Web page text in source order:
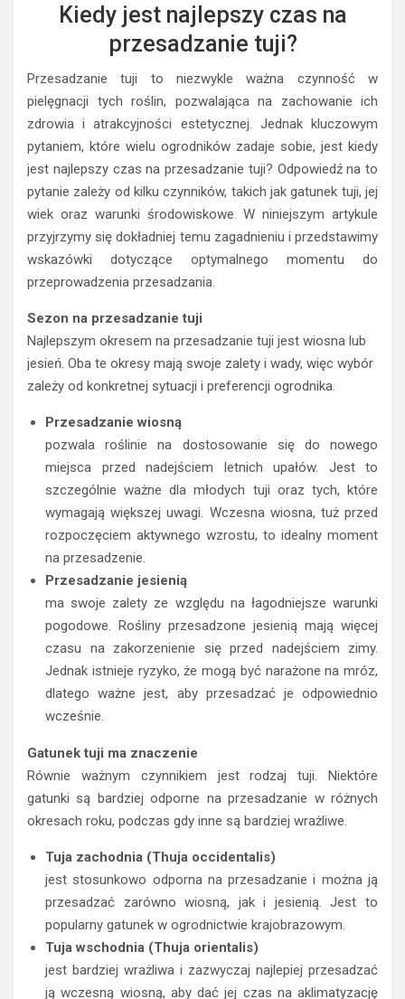
Kiedy jest najlepszy czas na
przesadzanie tuji?
Przesadzanie tuji to niezwykle ważna czynność w
pielęgnacji tych roślin, pozwalająca na zachowanie ich
zdrowia i atrakcyjności estetycznej. Jednak kluczowym
pytaniem, które wielu ogrodników zadaje sobie, jest kiedy
jest najlepszy czas na przesadzanie tuji? Odpowiedź na to
pytanie zależy od kilku czynników, takich jak gatunek tuji, jej
wiek oraz warunki środowiskowe. W niniejszym artykule
przyjrzymy się dokładniej temu zagadnieniu i przedstawimy
wskazówki dotyczące optymalnego momentu do
przeprowadzenia przesadzania.
Sezon na przesadzanie tuji
Najlepszym okresem na przesadzanie tuji jest wiosna lub
jesień. Oba te okresy mają swoje zalety i wady, więc wybór
zależy od konkretnej sytuacji i preferencji ogrodnika.
Przesadzanie wiosną
pozwala roślinie na dostosowanie się do nowego
miejsca przed nadejściem letnich upałów. Jest to
szczególnie ważne dla młodych tuji oraz tych, które
wymagają większej uwagi. Wczesna wiosna, tuż przed
rozpoczęciem aktywnego wzrostu, to idealny moment
na przesadzenie.
Przesadzanie jesienią
ma swoje zalety ze względu na łagodniejsze warunki
pogodowe. Rośliny przesadzone jesienią mają więcej
czasu na zakorzenienie się przed nadejściem zimy.
Jednak istnieje ryzyko, że mogą być narażone na mróz,
dlatego ważne jest, aby przesadzać je odpowiednio
wcześnie.
Gatunek tuji ma znaczenie
Równie ważnym czynnikiem jest rodzaj tuji. Niektóre
gatunki są bardziej odporne na przesadzanie w różnych
okresach roku, podczas gdy inne są bardziej wrażliwe.
Tuja zachodnia (Thuja occidentalis)
jest stosunkowo odporna na przesadzanie i można ją
przesadzać zarówno wiosną, jak i jesienią. Jest to
popularny gatunek w ogrodnictwie krajobrazowym.
Tuja wschodnia (Thuja orientalis)
jest bardziej wrażliwa i zazwyczaj najlepiej przesadzać
ją wczesną wiosną, aby dać jej czas na aklimatyzację